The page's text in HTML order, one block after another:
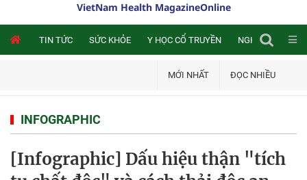
VietNam Health MagazineOnline
TIN TỨC SỨC KHỎE Y HỌC CỔ TRUYỀN NGHIÊN CỨU
MỚI NHẤT ĐỌC NHIỀU
INFOGRAPHIC
[Infographic] Dấu hiệu thận "tích